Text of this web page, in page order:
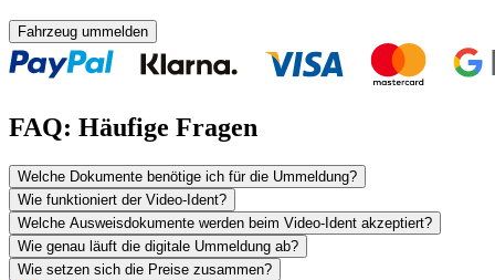
Fahrzeug ummelden
FAQ: Häufige Fragen
Welche Dokumente benötige ich für die Ummeldung?
Wie funktioniert der Video-Ident?
Welche Ausweisdokumente werden beim Video-Ident akzeptiert?
Wie genau läuft die digitale Ummeldung ab?
Wie setzen sich die Preise zusammen?